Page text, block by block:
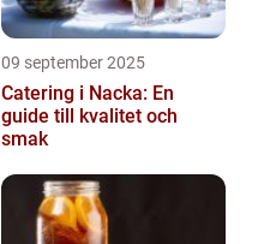
09 september 2025
Catering i Nacka: En
guide till kvalitet och
smak